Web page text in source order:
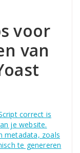
voor
van
correct is
je website.
metadata, zoals
te genereren